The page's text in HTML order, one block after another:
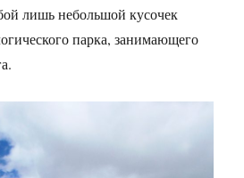
лишь небольшой кусочек
парка, занимающего